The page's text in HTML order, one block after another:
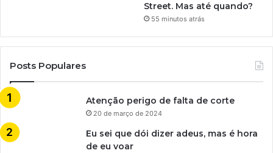
Street. Mas até quando?
55 minutos atrás
Posts Populares
Atenção perigo de falta de corte
20 de março de 2024
Eu sei que dói dizer adeus, mas é hora
de eu voar